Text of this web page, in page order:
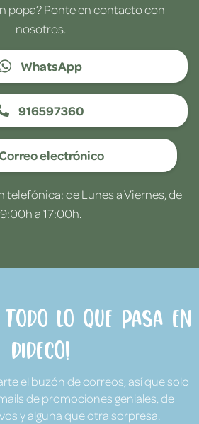
popa? Ponte en contacto con
nosotros.
WhatsApp
916597360
electrónico
telefónica: de Lunes a Viernes, de
9:00h a 17:00h.
todo lo que pasa en
Dideco!
el buzón de correos, así que solo
de promociones geniales, de
y alguna que otra sorpresa.